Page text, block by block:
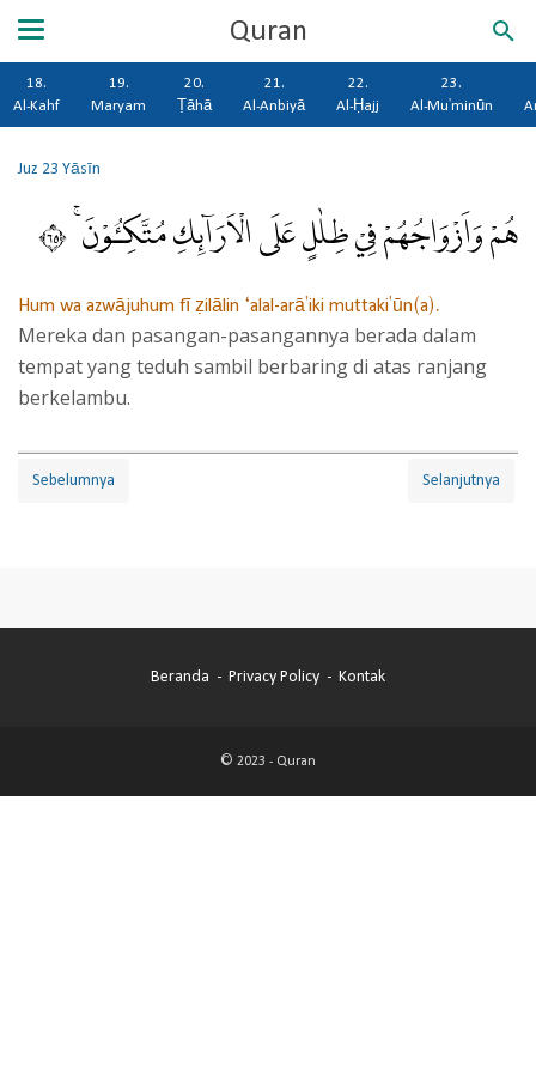
Quran
18.
Al-Kahf
19.
Maryam
20.
Ṭāhā
21.
Al-Anbiyā
22.
Al-Ḥajj
23.
Al-Mu'minūn
Juz 23Yāsīn
هُمْ وَاَزْوَاجُهُمْ فِيْ ظِلٰلٍ عَلَى الْاَرَاۤىِٕكِ مُتَّكِـُٔوْنَ ۚ ٥٦
Hum wa azwājuhum fī ẓilālin ‘alal-arā'iki muttaki'ūn(a).
Mereka dan pasangan-pasangannya berada dalam
tempat yang teduh sambil berbaring di atas ranjang
berkelambu.
Sebelumnya Selanjutnya
Beranda Privacy Policy Kontak
© 2023 - Quran